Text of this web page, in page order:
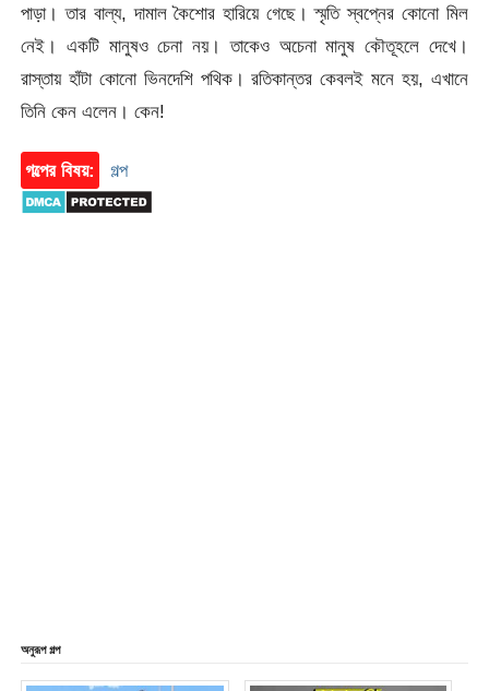
পাড়া। তার বাল্য, দামাল কৈশোর হারিয়ে গেছে। স্মৃতি স্বপ্নের কোনো মিল
নেই। একটি মানুষও চেনা নয়। তাকেও অচেনা মানুষ কৌতূহলে দেখে।
রাস্তায় হাঁটা কোনো ভিনদেশি পথিক। রতিকান্তর কেবলই মনে হয়, এখানে
তিনি কেন এলেন। কেন!
গল্পের বিষয়: গল্প
অনুরূপ গল্প